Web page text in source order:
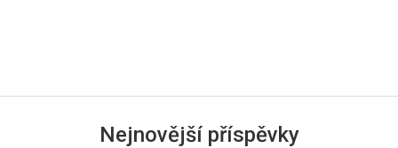
Nejnovější příspěvky